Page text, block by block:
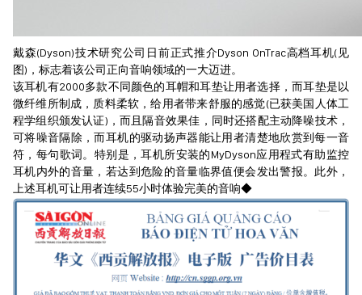
戴森(Dyson)技术研究公司日前正式推介Dyson OnTrac高档耳机(见
图)，标志着该公司正向音响领域的一大迈进。
该耳机有2000多款不同颜色的耳帽和耳垫让用者选择，而耳垫是以
微纤维所制成，质料柔软，给用者带来舒服的感觉(已获美国人体工
程学组织颁发认证)，而且隔音效果佳，同时还搭配主动降噪技术，
可将噪音隔除，而耳机的驱动扬声器能让用者清楚地欣赏到每一音
符，每句歌词。特别是，耳机所安装的MyDyson应用程式有助监控
耳机内外的音量，若达到危险的音量临界值便会发出警报。此外，
上述耳机可让用者连续55小时体验完美的音响◆